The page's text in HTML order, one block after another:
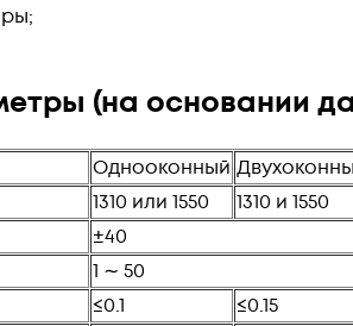
(на основании
Однооконный
1310 или 1550 1310 и 1550
±40
1 ∼ 50
≤0.1
≤0.15